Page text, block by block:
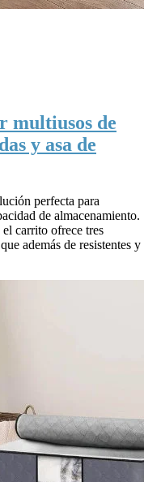
multiusos de
y asa de
perfecta para
de almacenamiento.
carrito ofrece tres
además de resistentes y